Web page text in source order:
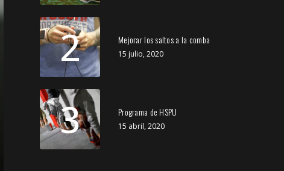
2 Mejorar los saltos a la comba
15 julio, 2020
3 Programa de HSPU
15 abril, 2020